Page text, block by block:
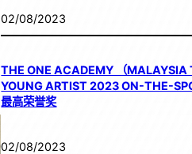
02/08/2023
THE ONE ACADEMY （MALAYSIA
YOUNG ARTIST 2023 ON-THE-
最高荣誉奖
02/08/2023